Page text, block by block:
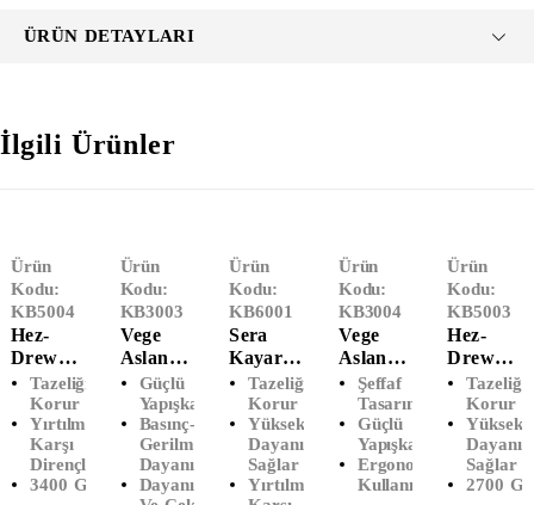
ÜRÜN DETAYLARI
İlgili Ürünler
Ürün
Kodu:
KB5004
Hez-
Drew
Streç
Film (50
Cm X
300
Metre)
(23
Tazeliği
Korur
Yırtılmaya
Karşı
Dirençli
3400 Gr
Ürün
Kodu:
KB3003
Vege
Aslan
Koli
Bandı
(45 X 40
M)
Şeffaf
Güçlü
Yapışkan
Basınç-
Gerilmeye
Dayanıklı
Dayanıklıdır
Ürün
Kodu:
KB6001
Sera
Kayar
Bıçaklı
Streç
Film (30
Cm X
300
Metre)
Tazeliği
Korur
Yüksek
Dayanıklılık
Sağlar
Yırtılmaya
Ürün
Kodu:
KB3004
Vege
Aslan
Koli
Bandı
(45 X 40
M)
Şeffaf
(96'lı
Şeffaf
Tasarım
Güçlü
Yapışkan
Ergonomik
Kullanım
Ürün
Kodu:
KB5003
Hez-
Drew
Streç
Film (50
Cm X
300
Metre)
(17
Tazeliği
Korur
Yüksek
Sağlar
2700 Gr